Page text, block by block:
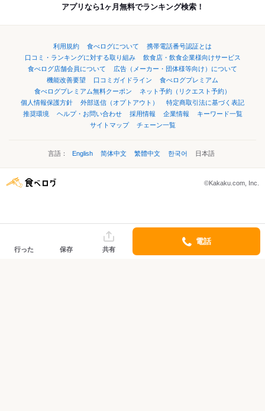
アプリなら1ヶ月無料でランキング検索！
利用規約 食べログについて
携帯電話番号認証とは
口コミ・ランキングに対する取り組み
飲食店・飲食企業様向けサービス
食べログ店舗会員について
広告（メーカー・団体様等向け）について
機能改善要望
口コミガイドライン
食べログプレミアム
食べログプレミアム無料クーポン
ネット予約（リクエスト予約）
個人情報保護方針
外部送信（オプトアウト）
特定商取引法に基づく表記
推奨環境
ヘルプ・お問い合わせ 採用情報 企業情報
キーワード一覧
サイトマップ
チェーン一覧
言語： English 简体中文 繁體中文 한국어 日本語
©Kakaku.com, Inc.
行った 保存 共有
電話